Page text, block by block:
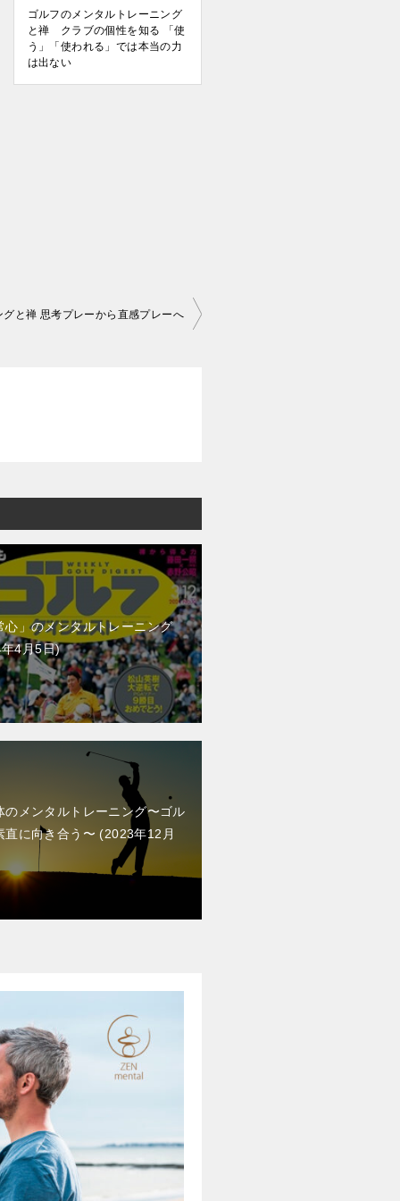
ゴルフのメンタルトレーニング
と禅 クラブの個性を知る 「使
う」「使われる」では本当の力
は出ない
と禅 思考プレーから直感プレーへ
心」のメンタルトレーニング
4月5日
のメンタルトレーニング〜ゴル
直に向き合う〜
2023年12月